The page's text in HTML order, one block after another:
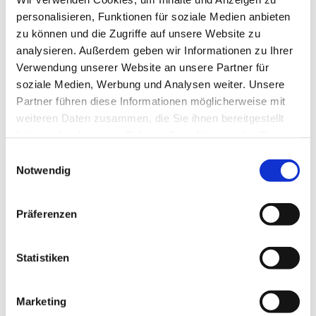
personalisieren, Funktionen für soziale Medien anbieten
zu können und die Zugriffe auf unsere Website zu
analysieren. Außerdem geben wir Informationen zu Ihrer
Verwendung unserer Website an unsere Partner für
soziale Medien, Werbung und Analysen weiter. Unsere
Partner führen diese Informationen möglicherweise mit
weiteren Daten zusammen, die Sie ihnen bereitgestellt
Notwendig
Präferenzen
Statistiken
Marketing
Frühling im Hotel Staudacherhof: Massagen